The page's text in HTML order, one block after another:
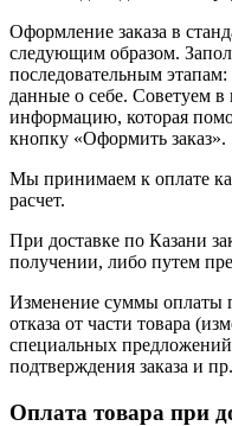
Оформление заказа в
следующим образом.
последовательным
данные о себе. Советуем в
информацию, которая
кнопку «Оформить заказ».
Мы принимаем к оплате
расчет.
При доставке по Казани
получении, либо путем
Изменение суммы оплаты
отказа от части товара
специальных
подтверждения заказа и
Оплата товара при